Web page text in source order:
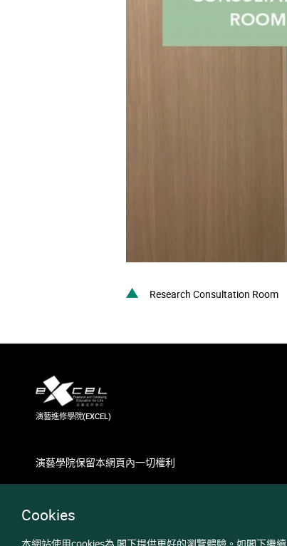
Cookies
Research Consultation Room
演藝進修學院(EXCEL)
演藝學院保留本網頁內一切權利